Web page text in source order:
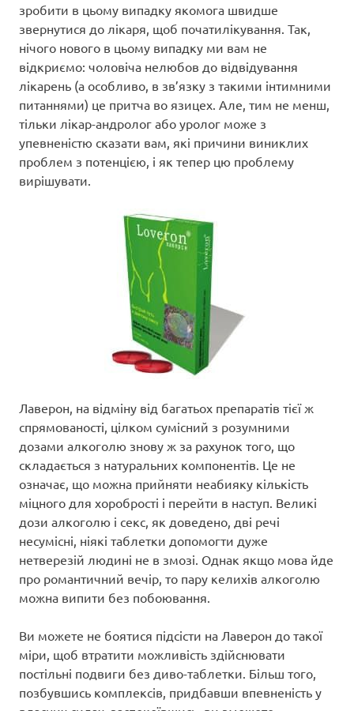
зробити в цьому випадку якомога швидше
звернутися до лікаря, щоб початилікування. Так,
нічого нового в цьому випадку ми вам не
відкриємо: чоловіча нелюбов до відвідування
лікарень (а особливо, в зв’язку з такими інтимними
питаннями) це притча во язицех. Але, тим не менш,
тільки лікар-андролог або уролог може з
упевненістю сказати вам, які причини виниклих
проблем з потенцією, і як тепер цю проблему
вирішувати.
Лаверон, на відміну від багатьох препаратів тієї ж
спрямованості, цілком сумісний з розумними
дозами алкоголю знову ж за рахунок того, що
складається з натуральних компонентів. Це не
означає, що можна прийняти неабияку кількість
міцного для хоробрості і перейти в наступ. Великі
дози алкоголю і секс, як доведено, дві речі
несумісні, ніякі таблетки допомогти дуже
нетверезій людині не в змозі. Однак якщо мова йде
про романтичний вечір, то пару келихів алкоголю
можна випити без побоювання.
Ви можете не боятися підсісти на Лаверон до такої
міри, щоб втратити можливість здійснювати
постільні подвиги без диво-таблетки. Більш того,
позбувшись комплексів, придбавши впевненість у